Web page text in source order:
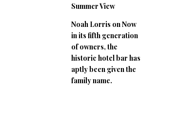
Summer View
Noah Lorris onNow
in its fifth generation
of owners, the
historic hotel bar has
aptly been given the
family name.